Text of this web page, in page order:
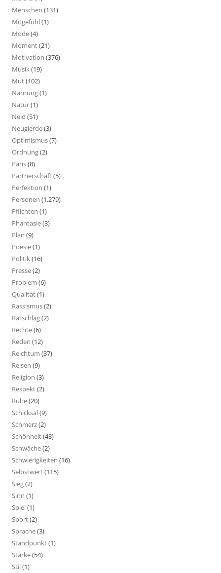
Menschen (131)
Mitgefühl(1)
Mode(4)
Moment(21)
Motivation (376)
Musik(19)
Mut(102)
Nahrung(1)
Natur(1)
Neid (51)
Neugierde(3)
Optimismus(7)
Ordnung(2)
Paris(8)
Partnerschaft(5)
Perfektion (1)
Personen (1.279)
Pflichten (1)
Phantasie(3)
Plan (9)
Poesie(1)
Politik(16)
Presse(2)
Problem (6)
Qualität(1)
Rassismus(2)
Ratschlag(2)
Rechte(6)
Reden (12)
Reichtum (37)
Reisen (9)
Religion (3)
Respekt(2)
Ruhe(20)
Schicksal(9)
Schmerz(2)
Schönheit(43)
Schwäche(2)
Schwierigkeiten (16)
Selbstwert(115)
Sieg(2)
Sinn (1)
Spiel(1)
Sport(2)
Sprache(3)
Standpunkt(1)
Stärke(54)
Stil(1)